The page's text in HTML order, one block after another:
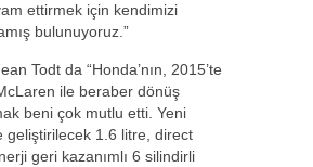
ettirmek için kendimizi
bulunuyoruz.”
Todt da “Honda’nın, 2015’te
ile beraber dönüş
beni çok mutlu etti. Yeni
geliştirilecek 1.6 litre, direct
geri kazanımlı 6 silindirli